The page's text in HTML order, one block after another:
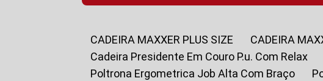
CADEIRA MAXXER PLUS SIZE
CADEIRA
Cadeira Presidente Em Couro P.u. Com Relax
Poltrona Ergometrica Job Alta Com Braço